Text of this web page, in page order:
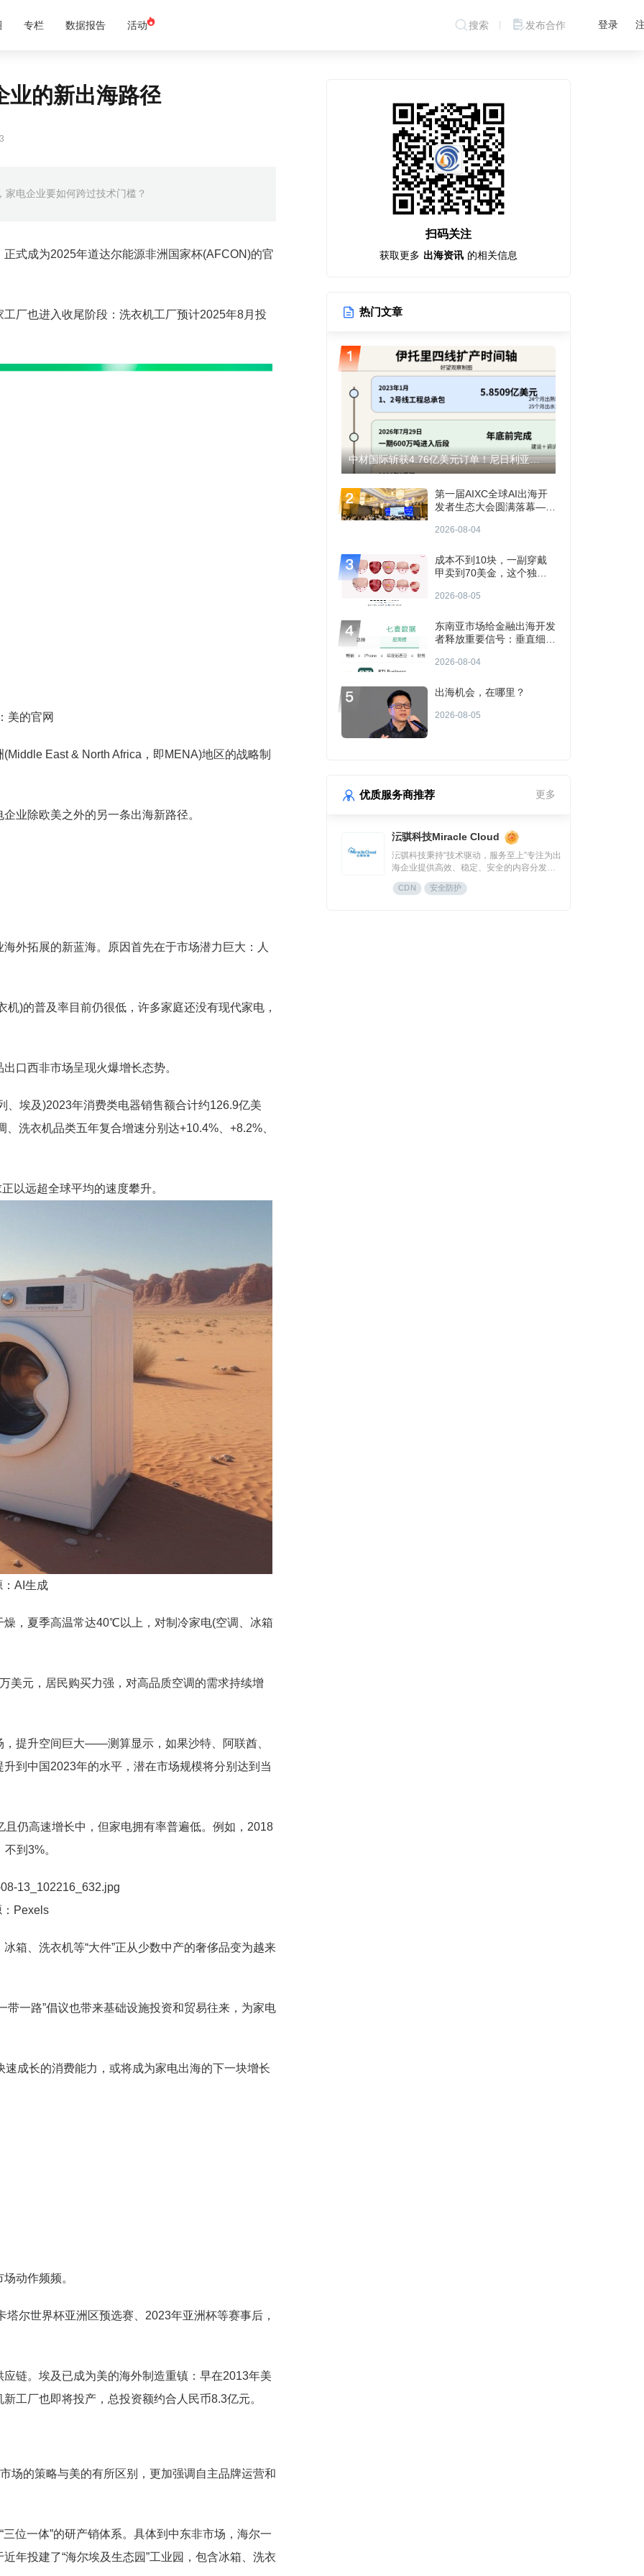
专栏 数据报告 活动 搜索 发布合作 登录
业的新出海路径
电企业要如何跨过技术门槛？
式成为2025年道达尔能源非洲国家杯(AFCON)的官
厂也进入收尾阶段：洗衣机工厂预计2025年8月投
美的官网
East & North Africa，即MENA)地区的战略制
业除欧美之外的另一条出海新路径。
外拓展的新蓝海。原因首先在于市场潜力巨大：人
)的普及率目前仍很低，许多家庭还没有现代家电，
口西非市场呈现火爆增长态势。
埃及)2023年消费类电器销售额合计约126.9亿美
洗衣机品类五年复合增速分别达+10.4%、+8.2%、
以远超全球平均的速度攀升。
：AI生成
，夏季高温常达40℃以上，对制冷家电(空调、冰箱
美元，居民购买力强，对高品质空调的需求持续增
提升空间巨大——测算显示，如果沙特、阿联酋、
到中国2023年的水平，潜在市场规模将分别达到当
仍高速增长中，但家电拥有率普遍低。例如，2018
到3%。
Pexels
箱、洗衣机等“大件”正从少数中产的奢侈品变为越来
一路”倡议也带来基础设施投资和贸易往来，为家电
成长的消费能力，或将成为家电出海的下一块增长
动作频频。
尔世界杯亚洲区预选赛、2023年亚洲杯等赛事后，
链。埃及已成为美的海外制造重镇：早在2013年美
工厂也即将投产，总投资额约合人民币8.3亿元。
场的策略与美的有所区别，更加强调自主品牌运营和
位一体”的研产销体系。具体到中东非市场，海尔一
年投建了“海尔埃及生态园”工业园，包含冰箱、洗衣
扫码关注
获取更多 出海资讯 的相关信息
热门文章
中材国际斩获4.76亿美元订单！尼日利亚伊托里水泥产能将翻倍至1200万吨！
第一届AIXC全球AI出海开
发者生态大会圆满落幕——
2026-08-04
成本不到10块，一副穿戴
甲卖到70美金，这个独立
2026-08-05
东南亚市场给金融出海开发
者释放重要信号：垂直细分
点？
2026-08-04
出海机会，在哪里？
2026-08-05
优质服务商推荐 更多
沄骐科技Miracle Cloud
沄骐科技秉持“技术驱动，服务至上”专注为出
海企业提供高效、稳定、安全的内容分发
（CDN）与云服务解决方案，是全球边缘云
领导者Fastly中国区首个合作伙伴。团队由业
CDN 安全防护